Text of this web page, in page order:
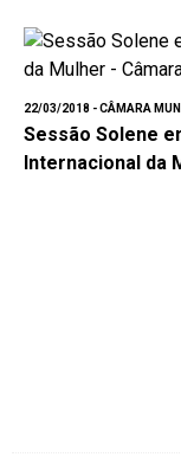
22/03/2018 - CÂMARA
Sessão Solene
Internacional da